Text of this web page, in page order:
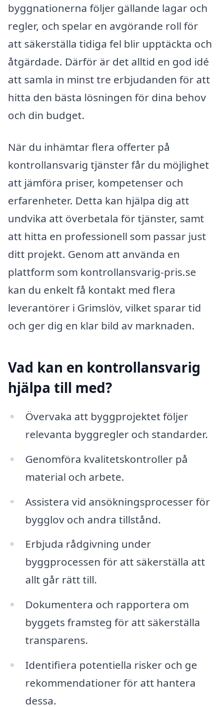
byggnationerna följer gällande lagar och
regler, och spelar en avgörande roll för
att säkerställa tidiga fel blir upptäckta och
åtgärdade. Därför är det alltid en god idé
att samla in minst tre erbjudanden för att
hitta den bästa lösningen för dina behov
och din budget.
När du inhämtar flera offerter på
kontrollansvarig tjänster får du möjlighet
att jämföra priser, kompetenser och
erfarenheter. Detta kan hjälpa dig att
undvika att överbetala för tjänster, samt
att hitta en professionell som passar just
ditt projekt. Genom att använda en
plattform som kontrollansvarig-pris.se
kan du enkelt få kontakt med flera
leverantörer i Grimslöv, vilket sparar tid
och ger dig en klar bild av marknaden.
Vad kan en kontrollansvarig
hjälpa till med?
Övervaka att byggprojektet följer
relevanta byggregler och standarder.
Genomföra kvalitetskontroller på
material och arbete.
Assistera vid ansökningsprocesser för
bygglov och andra tillstånd.
Erbjuda rådgivning under
byggprocessen för att säkerställa att
allt går rätt till.
Dokumentera och rapportera om
byggets framsteg för att säkerställa
transparens.
Identifiera potentiella risker och ge
rekommendationer för att hantera
dessa.